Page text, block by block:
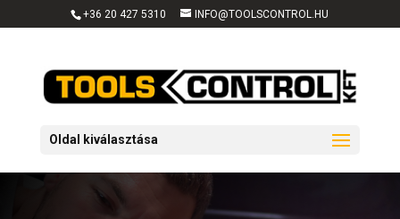
+36 20 427 5310 INFO@TOOLSCONTROL.HU
Oldal kiválasztása